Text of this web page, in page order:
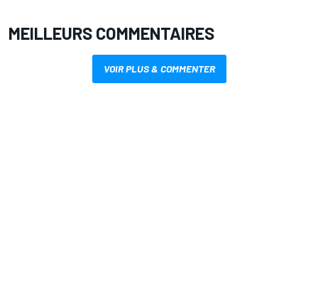
MEILLEURS COMMENTAIRES
VOIR PLUS & COMMENTER